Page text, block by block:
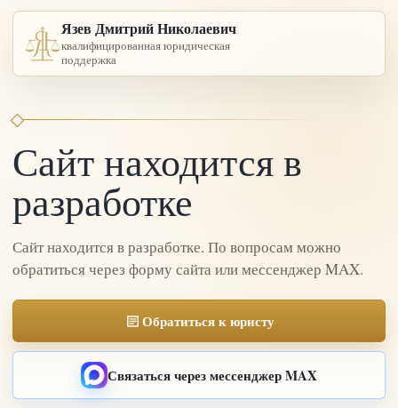
Язев Дмитрий Николаевич
квалифицированная юридическая
поддержка
Сайт находится в
разработке
Сайт находится в разработке. По вопросам можно
обратиться через форму сайта или мессенджер MAX.
Обратиться к юристу
Связаться через мессенджер MAX